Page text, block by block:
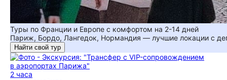
Туры по Франции и Европе с комфортом на 2-14 дней
Париж, Бордо, Лангедок, Нормандия — лучшие локации с
Найти свой тур
2 часа